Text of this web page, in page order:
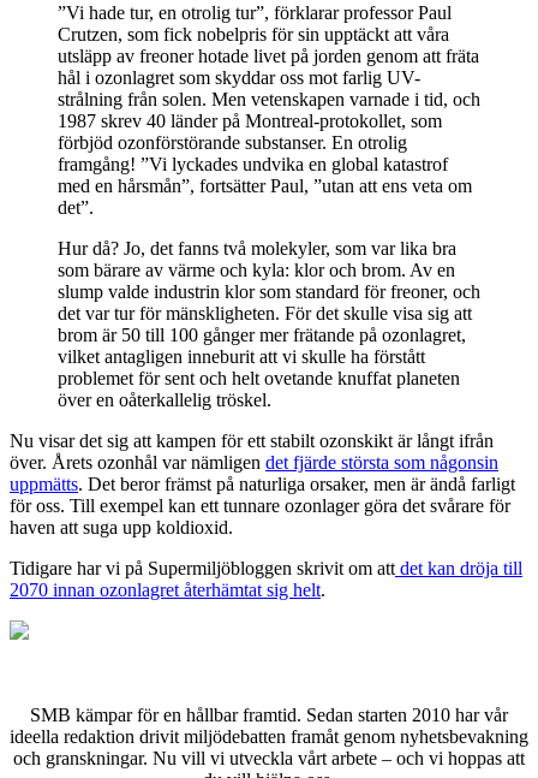
”Vi hade tur, en otrolig tur”, förklarar professor Paul
Crutzen, som fick nobelpris för sin upptäckt att våra
utsläpp av freoner hotade livet på jorden genom att fräta
hål i ozon­lagret som skyddar oss mot farlig UV-
strålning från solen. Men vetenskapen varnade i tid, och
1987 skrev 40 länder på Montreal-protokollet, som
förbjöd ozonförstörande substanser. En otrolig
framgång! ”Vi lyckades undvika en global katastrof
med en hårs­mån”, fortsätter Paul, ”utan att ens veta om
det”.
Hur då? Jo, det fanns två molekyler, som var lika bra
som bärare av värme och kyla: klor och brom. Av en
slump valde industrin klor som standard för freoner, och
det var tur för mänskligheten. För det skulle visa sig att
brom är 50 till 100 gånger mer frätande på ozonlagret,
vilket antagligen inneburit att vi skulle ha förstått
problemet för sent och helt ovetande knuffat planeten
över en oåterkallelig tröskel.
Nu visar det sig att kampen för ett stabilt ozonskikt är långt ifrån
över. Årets ozonhål var nämligen det fjärde största som någonsin
uppmätts. Det beror främst på naturliga orsaker, men är ändå farligt
för oss. Till exempel kan ett tunnare ozonlager göra det svårare för
haven att suga upp koldioxid.
Tidigare har vi på Supermiljöbloggen skrivit om att det kan dröja till
2070 innan ozonlagret återhämtat sig helt.
SMB kämpar för en hållbar framtid. Sedan starten 2010 har vår
ideella redaktion drivit miljödebatten framåt genom nyhetsbevakning
och granskningar. Nu vill vi utveckla vårt arbete – och vi hoppas att